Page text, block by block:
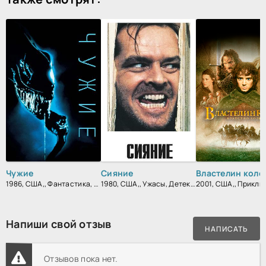
Чужие
1986, США,, Фантастика, Боевик, Триллер, Зарубежный
Сияние
1980, США,, Ужасы, Детектив, Триллер, Зарубежный, Драма
Напиши свой отзыв НАПИСАТЬ
Отзывов пока нет.